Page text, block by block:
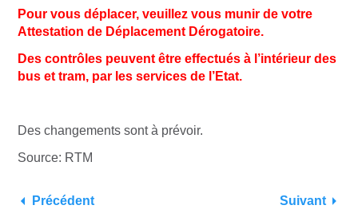
Pour vous déplacer, veuillez vous munir de votre
Attestation de Déplacement Dérogatoire.
Des contrôles peuvent être effectués à l’intérieur des
bus et tram, par les services de l’Etat.
Des changements sont à prévoir.
Source: RTM
Précédent Suivant